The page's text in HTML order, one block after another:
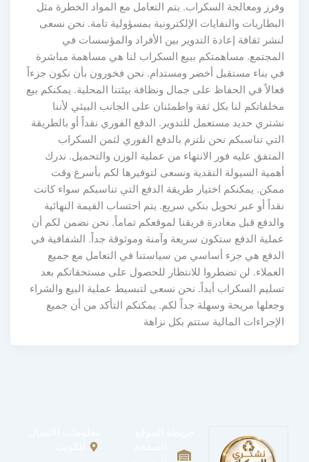
وفرز ومعالجة السكراب. يتم التعامل مع المواد الخطرة مثل
البطاريات والنفايات الإلكترونية بمسؤولية تامة. نحن نسعى
لنشر ثقافة إعادة التدوير بين الأفراد والمؤسسات في
المجتمع. مساهمتكم ببيع السكراب لنا هي مساهمة مباشرة
في بناء مستقبل أخضر ومستدام. نحن فخورون بأن نكون جزءاً
فعالاً في الحفاظ على جمال ونظافة بيئتنا المحلية. يمكنكم بيع
مخلفاتكم لنا بكل ثقة واطمئنان على الجانب البيئي لأننا
نشتري حديد مستعمل للتدوير. الدفع الفوري نقداً أو بالطريقة
التي تناسبكم نحن نلتزم بالدفع الفوري لثمن السكراب
المتفق عليه فور الانتهاء من عملية الوزن والتحميل. ندرك
أهمية السيولة النقدية ونسعى لتوفيرها لكم بأسرع وقت
ممكن. يمكنكم اختيار طريقة الدفع التي تناسبكم سواء كانت
نقداً أو عبر تحويل بنكي سريع. يتم احتساب القيمة النهائية
والدفع قبل مغادرة فريقنا لموقعكم تماماً. نحن نضمن لكم أن
عملية الدفع ستكون سريعة وآمنة وموثوقة جداً. الشفافية في
الدفع هي جزء أساسي من سياستنا في التعامل مع جميع
العملاء. لن تضطروا للانتظار للحصول على مستحقاتكم بعد
تسليم السكراب أبداً. نحن نسعى لتبسيط عملية البيع والشراء
وجعلها مريحة وسهلة جداً لكم. يمكنكم التأكد من أن جميع
الإجراءات المالية ستتم بكل نزاهة